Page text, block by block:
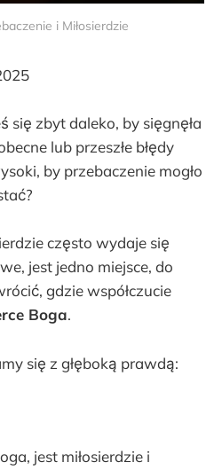
i Miłosierdzie
się zbyt daleko, by sięgnęła
lub przeszłe błędy
by przebaczenie mogło
często wydaje się
jest jedno miejsce, do
gdzie współczucie
Boga.
się z głęboką prawdą:
jest miłosierdzie i